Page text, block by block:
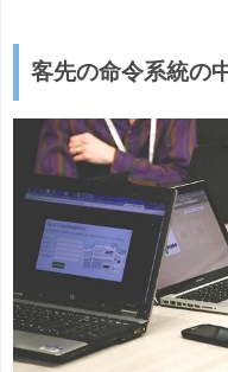
客先の命令系統の